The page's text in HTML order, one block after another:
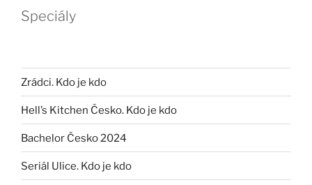
Speciály
Zrádci. Kdo je kdo
Hell’s Kitchen Česko. Kdo je kdo
Bachelor Česko 2024
Seriál Ulice. Kdo je kdo